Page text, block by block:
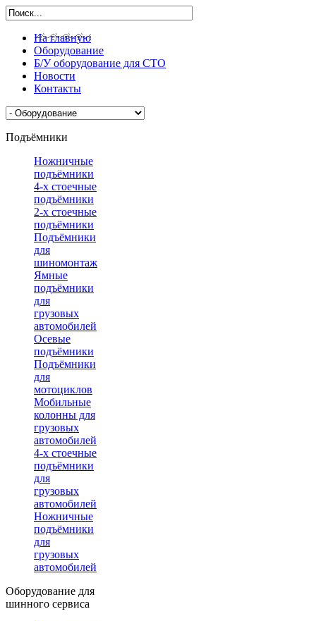
На главную
Оборудование
Б/У оборудование для СТО
Новости
Контакты
Подъёмники
Ножничные
подъёмники
4-х стоечные
подъёмники
2-х стоечные
подъёмники
Подъёмники
для
шиномонтажа
Ямные
подъёмники
для
грузовых
автомобилей
Осевые
подъёмники
Подъёмники
для
мотоциклов
Мобильные
колонны для
грузовых
автомобилей
4-х стоечные
подъёмники
для
грузовых
автомобилей
Ножничные
подъёмники
для
грузовых
автомобилей
Оборудование для
шинного сервиса